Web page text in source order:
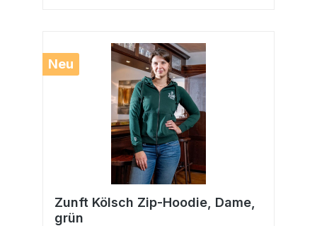
Neu
Zunft Kölsch Zip-Hoodie, Dame,
grün